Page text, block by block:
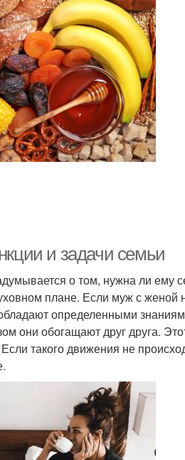
и задачи семьи
о том, нужна ли ему
плане. Если муж с женой
определенными
они обогащают друг друга.
такого движения не